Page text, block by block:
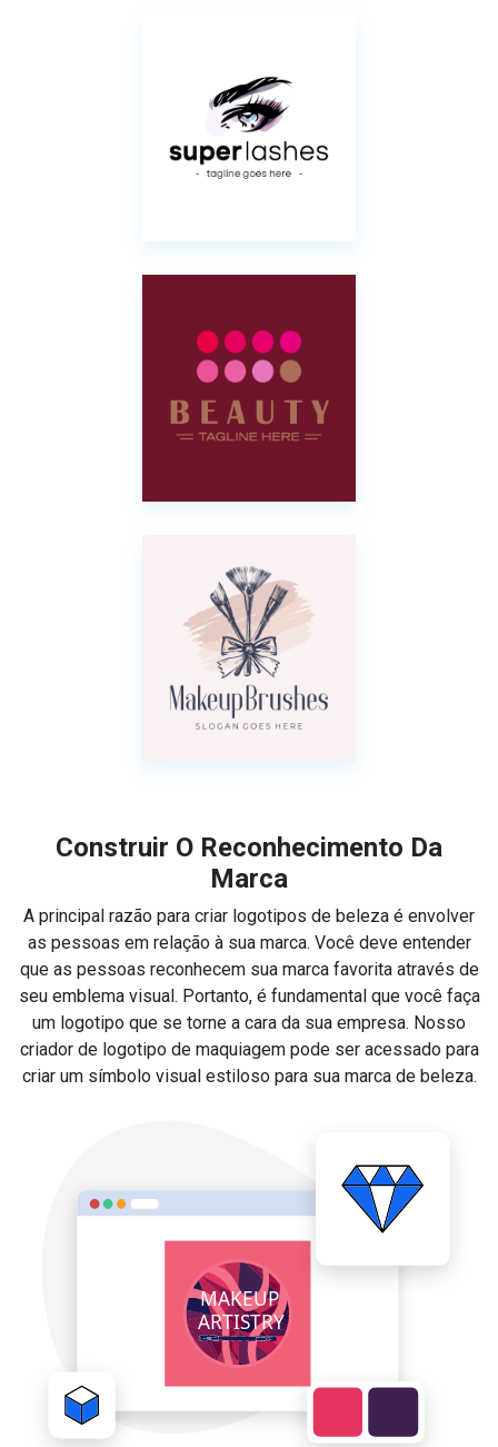
Construir O Reconhecimento Da
Marca
A principal razão para criar logotipos de beleza é envolver
as pessoas em relação à sua marca. Você deve entender
que as pessoas reconhecem sua marca favorita através de
seu emblema visual. Portanto, é fundamental que você faça
um logotipo que se torne a cara da sua empresa. Nosso
criador de logotipo de maquiagem pode ser acessado para
criar um símbolo visual estiloso para sua marca de beleza.